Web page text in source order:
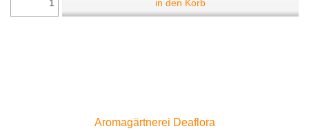
in den Korb
Aromagärtnerei Deaflora